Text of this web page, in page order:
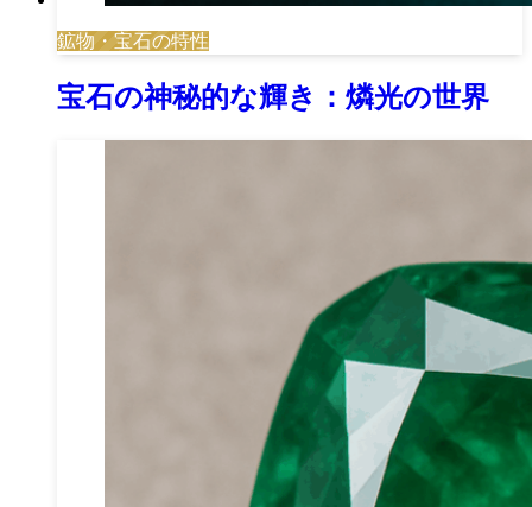
鉱物・宝石の特性
宝石の神秘的な輝き：燐光の世界